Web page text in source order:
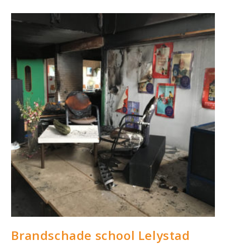
Brandschade school Lelystad